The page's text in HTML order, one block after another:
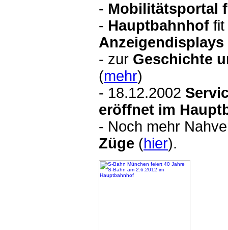
- Mobilitätsportal
- Hauptbahnhof fit
Anzeigendisplays
- zur Geschichte
(mehr)
- 18.12.2002
eröffnet im
- Noch mehr
Züge (hier).